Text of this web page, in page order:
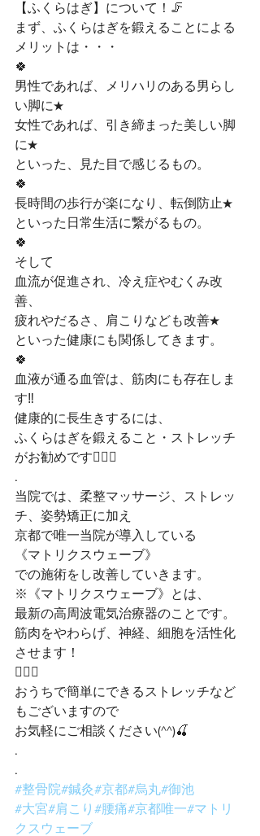
【ふくらはぎ】について！🦵
まず、ふくらはぎを鍛えることによる
メリットは・・・
🍀
男性であれば、メリハリのある男らし
い脚に★
女性であれば、引き締まった美しい脚
に★
といった、見た目で感じるもの。
🍀
長時間の歩行が楽になり、転倒防止★
といった日常生活に繋がるもの。
🍀
そして
血流が促進され、冷え症やむくみ改
善、
疲れやだるさ、肩こりなども改善★
といった健康にも関係してきます。
🍀
血液が通る血管は、筋肉にも存在しま
す‼️
健康的に長生きするには、
ふくらはぎを鍛えること・ストレッチ
がお勧めです🙋🏻‍♀️
.
当院では、柔整マッサージ、ストレッ
チ、姿勢矯正に加え
京都で唯一当院が導入している
《マトリクスウェーブ》
での施術をし改善していきます。
※《マトリクスウェーブ》とは、
最新の高周波電気治療器のことです。
筋肉をやわらげ、神経、細胞を活性化
させます！
🙋🏻‍♂️
おうちで簡単にできるストレッチなど
もございますので
お気軽にご相談ください(^^)🍒
.
.
#整骨院#鍼灸#京都#烏丸#御池
#大宮#肩こり #腰痛#京都唯一#マトリ
クスウェーブ